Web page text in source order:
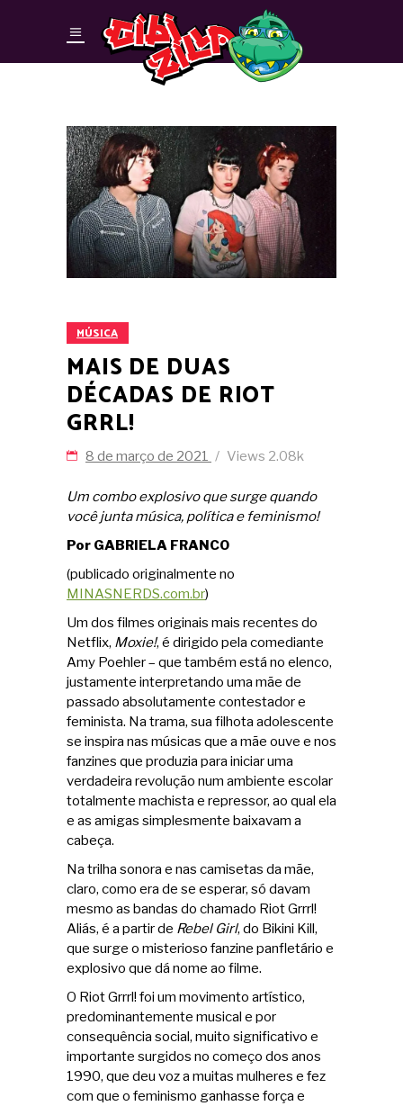
MÚSICA
MAIS DE DUAS
DÉCADAS DE RIOT
GRRL!
8 de março de 2021 Views 2.08k
Um combo explosivo que surge quando
você junta música, política e feminismo!
Por GABRIELA FRANCO
(publicado originalmente no
MINASNERDS.com.br)
Um dos filmes originais mais recentes do
Netflix, Moxie!, é dirigido pela comediante
Amy Poehler – que também está no elenco,
justamente interpretando uma mãe de
passado absolutamente contestador e
feminista. Na trama, sua filhota adolescente
se inspira nas músicas que a mãe ouve e nos
fanzines que produzia para iniciar uma
verdadeira revolução num ambiente escolar
totalmente machista e repressor, ao qual ela
e as amigas simplesmente baixavam a
cabeça.
Na trilha sonora e nas camisetas da mãe,
claro, como era de se esperar, só davam
mesmo as bandas do chamado Riot Grrrl!
Aliás, é a partir de Rebel Girl, do Bikini Kill,
que surge o misterioso fanzine panfletário e
explosivo que dá nome ao filme.
O Riot Grrrl! foi um movimento artístico,
predominantemente musical e por
consequência social, muito significativo e
importante surgidos no começo dos anos
1990, que deu voz a muitas mulheres e fez
com que o feminismo ganhasse força e